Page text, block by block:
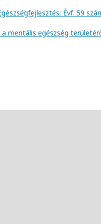
Évf. 59
mentális egészség